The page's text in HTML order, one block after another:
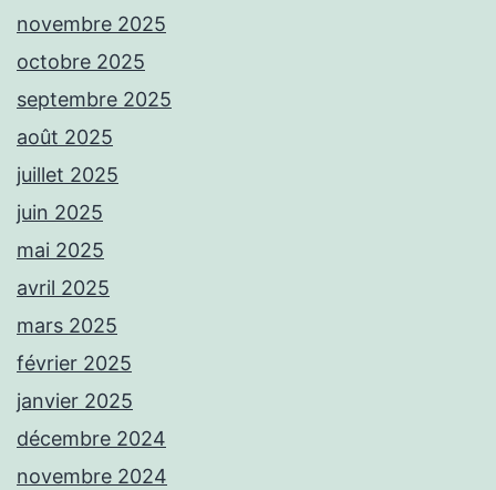
novembre 2025
octobre 2025
septembre 2025
août 2025
juillet 2025
juin 2025
mai 2025
avril 2025
mars 2025
février 2025
janvier 2025
décembre 2024
novembre 2024